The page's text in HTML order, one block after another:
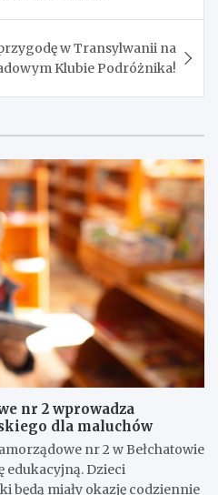
w Transylwanii na
Klubie Podróżnika!
nr 2 wprowadza
dla maluchów
nr 2 w Bełchatowie
Dzieci
będą miały okazję codziennie